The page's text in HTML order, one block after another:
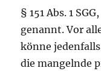
§ 151 Abs. 1
genannt. Vor
könne
die mangelnde